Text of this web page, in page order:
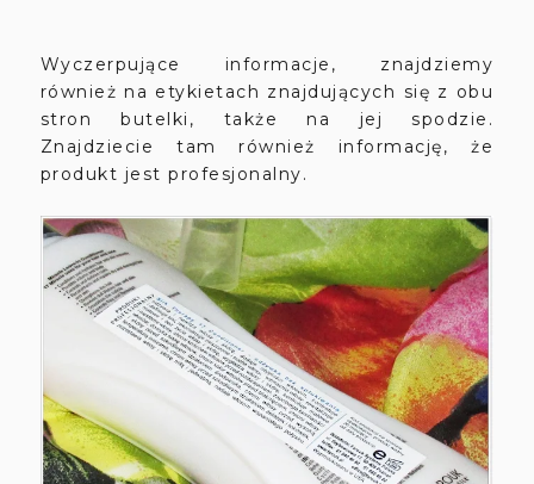
Wyczerpujące informacje, znajdziemy
również na etykietach znajdujących się z obu
stron butelki, także na jej spodzie.
Znajdziecie tam również informację, że
produkt jest profesjonalny.